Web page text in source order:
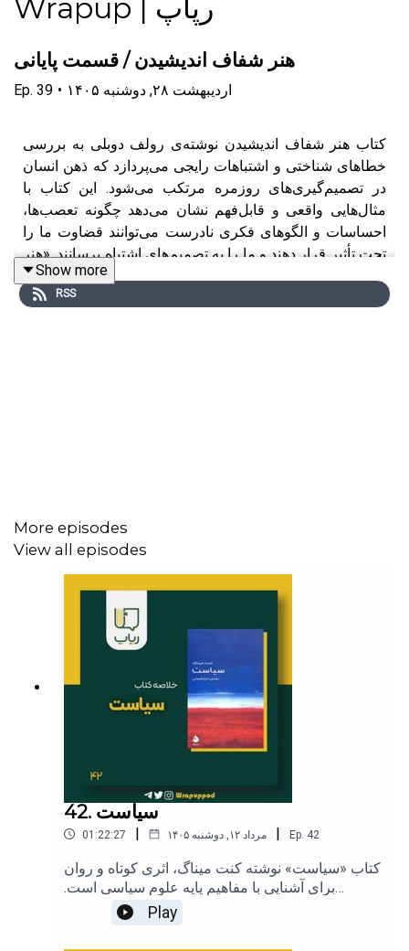
Wrapup | رپاپ
هنر شفاف اندیشیدن / قسمت پایانی
Ep. 39 • ۱۴۰۵ اردیبهشت ۲۸, دوشنبه
کتاب هنر شفاف اندیشیدن نوشته‌ی رولف دوبلی به بررسی
خطاهای شناختی و اشتباهات رایجی می‌پردازد که ذهن انسان
در تصمیم‌گیری‌های روزمره مرتکب می‌شود. این کتاب با
مثال‌هایی واقعی و قابل‌فهم نشان می‌دهد چگونه تعصب‌ها،
احساسات و الگوهای فکری نادرست می‌توانند قضاوت ما را
تحت تأثیر قرار دهند و ما را به تصمیم‌های اشتباه برسانند. «هنر
شفاف اندیشیدن» تلاشی است برای شناخت بهتر سازوکار
Show more
RSS
More episodes
View all episodes
42. سیاست
01:22:27 | ۱۴۰۵ مرداد ۱۲, دوشنبه | Ep. 42
کتاب «سیاست» نوشته کنت میناگ، اثری کوتاه و روان
برای آشنایی با مفاهیم پایه علوم سیاسی است.
نویسنده در این کتاب توضیح می‌دهد که سیاست فقط
به حکومت و انتخابات محدود نمی‌شود، بلکه بخشی
جدایی‌ناپذیر از زندگی اجتماعی انسان‌هاست. او با
Play